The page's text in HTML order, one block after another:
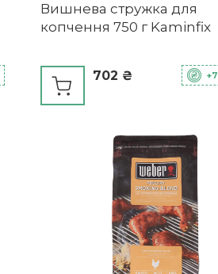
Вишнева стружка для
копчення 750 г Kaminfix
702 ₴ +7